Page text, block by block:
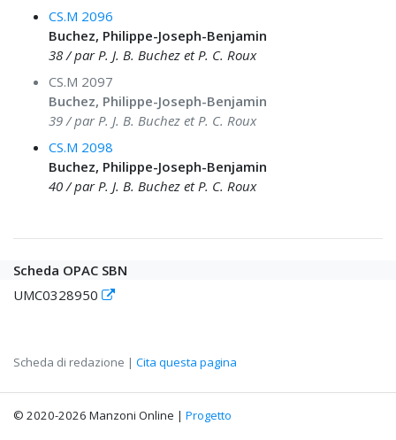
CS.M 2096
Buchez, Philippe-Joseph-Benjamin
38 / par P. J. B. Buchez et P. C. Roux
CS.M 2097
Buchez, Philippe-Joseph-Benjamin
39 / par P. J. B. Buchez et P. C. Roux
CS.M 2098
Buchez, Philippe-Joseph-Benjamin
40 / par P. J. B. Buchez et P. C. Roux
Scheda OPAC SBN
UMC0328950
Scheda di redazione | Cita questa pagina
© 2020-2026 Manzoni Online | Progetto